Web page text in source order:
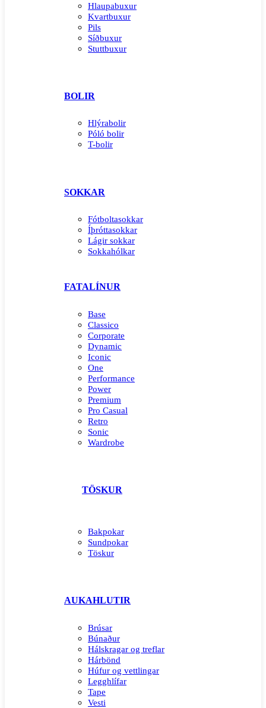
Hlaupabuxur
Kvartbuxur
Pils
Síðbuxur
Stuttbuxur
BOLIR
Hlýrabolir
Póló bolir
T-bolir
SOKKAR
Fótboltasokkar
Íþróttasokkar
Lágir sokkar
Sokkahólkar
FATALÍNUR
Base
Classico
Corporate
Dynamic
Iconic
One
Performance
Power
Premium
Pro Casual
Retro
Sonic
Wardrobe
TÖSKUR
Bakpokar
Sundpokar
Töskur
AUKAHLUTIR
Brúsar
Búnaður
Hálskragar og treflar
Hárbönd
Húfur og vettlingar
Legghlífar
Tape
Vesti